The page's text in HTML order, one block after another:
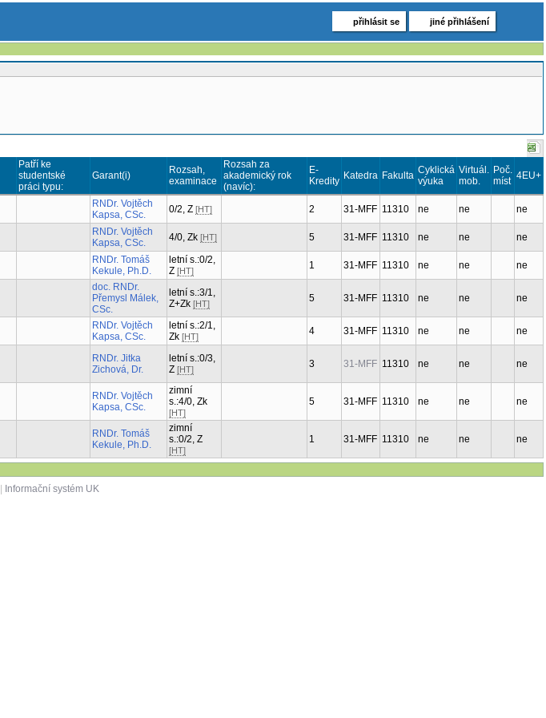
přihlásit se jiné přihlášení
Patří ke
studentské
práci typu:
Garant(i)
Rozsah,
examinace
Rozsah za
akademický rok
(navíc):
E-
Kredity Katedra Fakulta Cyklická
výuka
Virtuál.
mob.
Poč.
míst 4EU+
RNDr. Vojtěch
Kapsa, CSc.
0/2, Z [HT] 2 31-MFF 11310 ne ne ne
RNDr. Vojtěch
Kapsa, CSc.
4/0, Zk [HT] 5 31-MFF 11310 ne ne ne
RNDr. Tomáš
Kekule, Ph.D.
letní s.:0/2,
Z [HT] 1 31-MFF 11310 ne ne ne
doc. RNDr.
Přemysl Málek,
CSc.
letní s.:3/1,
Z+Zk [HT] 5 31-MFF 11310 ne ne ne
RNDr. Vojtěch
Kapsa, CSc.
letní s.:2/1,
Zk [HT] 4 31-MFF 11310 ne ne ne
RNDr. Jitka
Zichová, Dr.
letní s.:0/3,
Z [HT] 3 31-MFF 11310 ne ne ne
RNDr. Vojtěch
Kapsa, CSc.
zimní
s.:4/0, Zk
[HT]
5 31-MFF 11310 ne ne ne
RNDr. Tomáš
Kekule, Ph.D.
zimní
s.:0/2, Z
[HT]
1 31-MFF 11310 ne ne ne
Informační systém UK